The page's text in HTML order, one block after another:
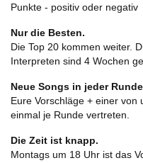
Punkte - positiv oder negativ
Nur die Besten.
Die Top 20 kommen weiter.
Interpreten sind 4 Wochen
Neue Songs in jeder
Eure Vorschläge + einer
einmal je Runde vertreten.
Die Zeit ist knapp.
Montags um 18 Uhr ist das